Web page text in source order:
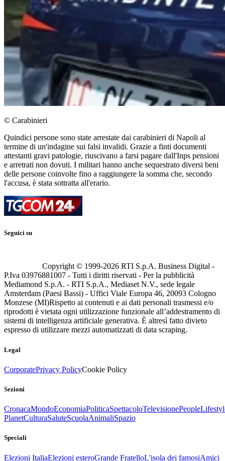
© Carabinieri
Quindici persone sono state arrestate dai carabinieri di Napoli al
termine di un'indagine sui falsi invalidi. Grazie a finti documenti
attestanti gravi patologie, riuscivano a farsi pagare dall'Inps pensioni
e arretrati non dovuti. I militari hanno anche sequestrato diversi beni
delle persone coinvolte fino a raggiungere la somma che, secondo
l'accusa, è stata sottratta all'erario.
Seguici su
Copyright © 1999-2026 RTI S.p.A. Business Digital -
P.Iva 03976881007 - Tutti i diritti riservati - Per la pubblicità
Mediamond S.p.A. - RTI S.p.A., Mediaset N.V., sede legale
Amsterdam (Paesi Bassi) - Uffici Viale Europa 46, 20093 Cologno
Monzese (MI)Rispetto ai contenuti e ai dati personali trasmessi e/o
riprodotti è vietata ogni utilizzazione funzionale all’addestramento di
sistemi di intelligenza artificiale generativa. È altresì fatto divieto
espresso di utilizzare mezzi automatizzati di data scraping.
Legal
CorporatePrivacy PolicyCookie Policy
Sezioni
CronacaMondoEconomiaPoliticaSpettacoloTelevisionePeople
PlanetCulturaSaluteScuolaAnimaliSpazio
Speciali
Elezioni ItaliaElezioni esteroGrande FratelloL'isola dei famosiAmici